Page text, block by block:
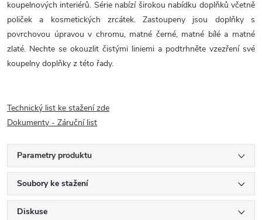
koupelnových interiérů. Série nabízí širokou nabídku doplňků včetně
poliček a kosmetických zrcátek. Zastoupeny jsou doplňky s
povrchovou úpravou v chromu, matné černé, matné bílé a matné
zlaté. Nechte se okouzlit čistými liniemi a podtrhněte vzezření své
koupelny doplňky z této řady.
Technický list ke stažení zde
Dokumenty - Záruční list
Parametry produktu
Soubory ke stažení
Diskuse